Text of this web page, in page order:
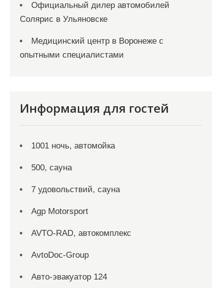
Официальный дилер автомобилей
Солярис в Ульяновске
Медицинский центр в Воронеже с
опытными специалистами
Информация для гостей
1001 ночь, автомойка
500, сауна
7 удовольствий, сауна
Agp Motorsport
AVTO-RAD, автокомплекс
AvtoDoc-Group
Aвто-эвакуатор 124